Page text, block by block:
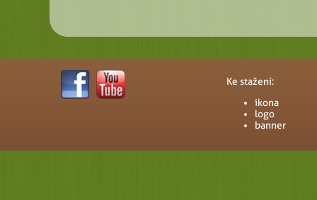
Ke stažení:
ikona
logo
banner